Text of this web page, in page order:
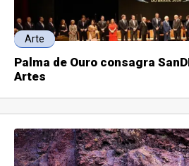
Arte
Palma de Ouro consagra
Artes